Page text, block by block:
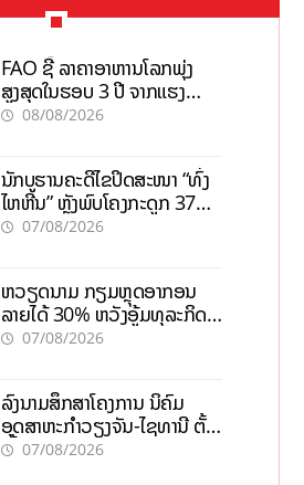
FAO ຊີ້ ລາຄາອາຫານໂລກພຸ່ງ
ສູງສຸດໃນຮອບ 3 ປີ ຈາກແຮງ
ກົດດັນຂອງສົງຄາມ, El nino
08/08/2026
ນັກບູຮານຄະດີໄຂປິດສະໜາ “ທົ່ງ
ໄຫຫີນ” ຫຼັງພົບໂຄງກະດູກ 37
ຄົນໃນຫີນຍັກ
07/08/2026
ຫວຽດນາມ ກຽມຫຼຸດອາກອນ
ລາຍໄດ້ 30% ຫວັງອູ້ມທຸລະກິດ
ຂະໜາດນ້ອຍ ແລະ ຈຸນລະ
07/08/2026
ລົງນາມສຶກສາໂຄງການ ນິຄົມ
ອຸດສາຫະກຳວຽງຈັນ-ໄຊທານີ ຕັ້ງ
ເປົ້າດຶງທຶນ 150 ລ້ານໂດລາ, ສ້າງ
07/08/2026